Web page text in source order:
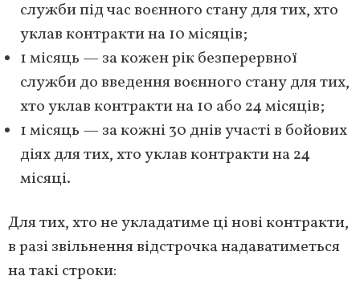
служби під час воєнного стану для тих, хто
уклав контракти на 10 місяців;
1 місяць — за кожен рік безперервної
служби до введення воєнного стану для тих,
хто уклав контракти на 10 або 24 місяців;
1 місяць — за кожні 30 днів участі в бойових
діях для тих, хто уклав контракти на 24
місяці.
Для тих, хто не укладатиме ці нові контракти,
в разі звільнення відстрочка надаватиметься
на такі строки: